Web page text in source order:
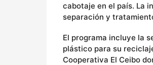
cabotaje en el país. La
separación y
El programa incluye la
plástico para su
Cooperativa El Ceibo